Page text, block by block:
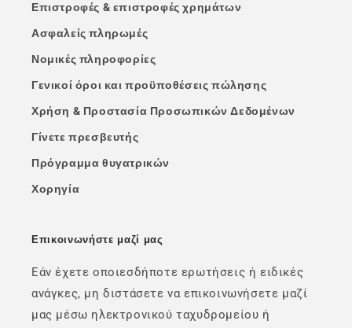
Επιστροφές & επιστροφές χρημάτων
Ασφαλείς πληρωμές
Νομικές πληροφορίες
Γενικοί όροι και προϋποθέσεις πώλησης
Χρήση & Προστασία Προσωπικών Δεδομένων
Γίνετε πρεσβευτής
Πρόγραμμα θυγατρικών
Χορηγία
Επικοινωνήστε μαζί μας
Εάν έχετε οποιεσδήποτε ερωτήσεις ή ειδικές
ανάγκες, μη διστάσετε να επικοινωνήσετε μαζί
μας μέσω ηλεκτρονικού ταχυδρομείου ή